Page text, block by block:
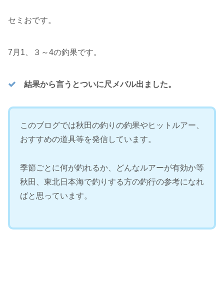
セミおです。
7月1、３～4の釣果です。
結果から言うとついに尺メバル出ました。
このブログでは秋田の釣りの釣果やヒットルアー、
おすすめの道具等を発信しています。
季節ごとに何が釣れるか、どんなルアーが有効か等
秋田、東北日本海で釣りする方の釣行の参考になれ
ばと思っています。